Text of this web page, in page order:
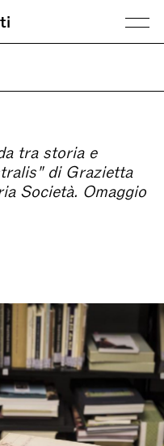
tra storia e
di Grazietta
Società. Omaggio